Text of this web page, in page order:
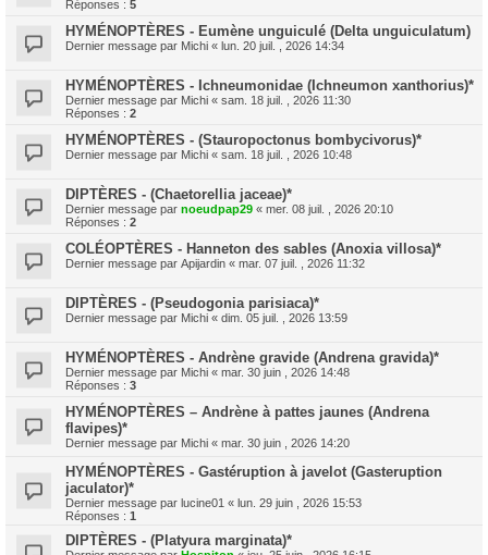
Réponses : 5
HYMÉNOPTÈRES - Eumène unguiculé (Delta unguiculatum)
Dernier message par Michi « lun. 20 juil. , 2026 14:34
HYMÉNOPTÈRES - Ichneumonidae (Ichneumon xanthorius)*
Dernier message par Michi « sam. 18 juil. , 2026 11:30
Réponses : 2
HYMÉNOPTÈRES - (Stauropoctonus bombycivorus)*
Dernier message par Michi « sam. 18 juil. , 2026 10:48
DIPTÈRES - (Chaetorellia jaceae)*
Dernier message par noeudpap29 « mer. 08 juil. , 2026 20:10
Réponses : 2
COLÉOPTÈRES - Hanneton des sables (Anoxia villosa)*
Dernier message par Apijardin « mar. 07 juil. , 2026 11:32
DIPTÈRES - (Pseudogonia parisiaca)*
Dernier message par Michi « dim. 05 juil. , 2026 13:59
HYMÉNOPTÈRES - Andrène gravide (Andrena gravida)*
Dernier message par Michi « mar. 30 juin , 2026 14:48
Réponses : 3
HYMÉNOPTÈRES – Andrène à pattes jaunes (Andrena
flavipes)*
Dernier message par Michi « mar. 30 juin , 2026 14:20
HYMÉNOPTÈRES - Gastéruption à javelot (Gasteruption
jaculator)*
Dernier message par lucine01 « lun. 29 juin , 2026 15:53
Réponses : 1
DIPTÈRES - (Platyura marginata)*